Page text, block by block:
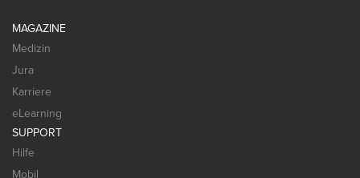
MAGAZINE
Medizin
Jura
Karriere
eLearning
SUPPORT
Hilfe
Mobil